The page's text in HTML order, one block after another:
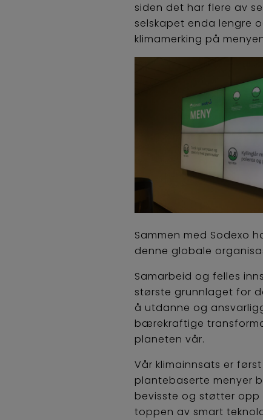
siden det har flere av
selskapet enda lengre
klimamerking på
Sammen med Sodexo
denne globale
Samarbeid og felles
største grunnlaget for
å utdanne og
bærekraftige
planeten vår.
Vår klimainnsats er
plantebaserte menyer
bevisste og støtter opp
toppen av smart